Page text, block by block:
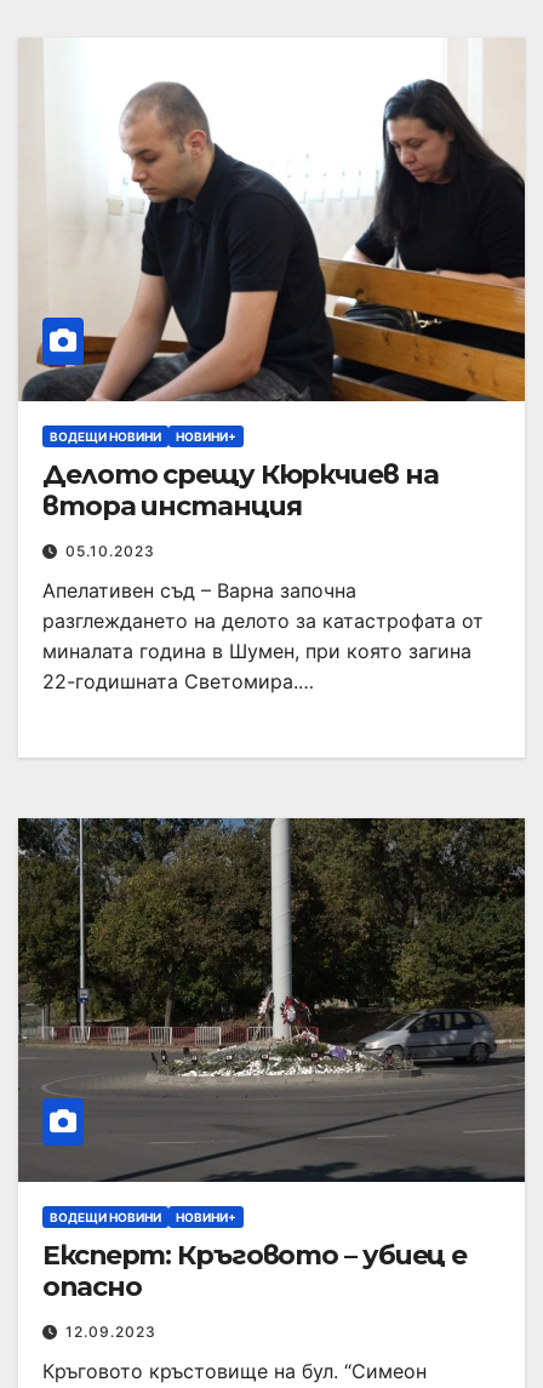
ВОДЕЩИ НОВИНИ НОВИНИ+
Делото срещу Кюркчиев на
втора инстанция
05.10.2023
Апелативен съд – Варна започна
разглеждането на делото за катастрофата от
миналата година в Шумен, при която загина
22-годишната Светомира.…
ВОДЕЩИ НОВИНИ НОВИНИ+
Експерт: Кръговото – убиец е
опасно
12.09.2023
Кръговото кръстовище на бул. “Симеон